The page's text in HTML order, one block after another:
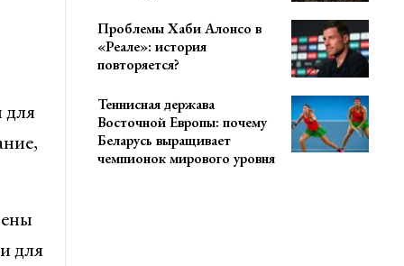
для
для
Проблемы Хаби Алонсо в
«Реале»: история
повторяется?
Теннисная держава
Восточной Европы: почему
Беларусь выращивает
чемпионок мирового уровня